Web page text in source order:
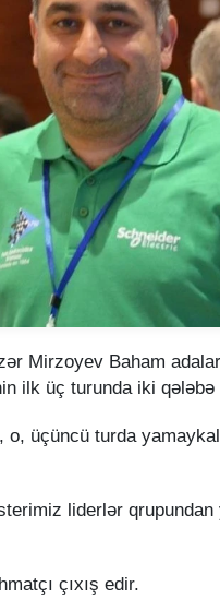
Mirzoyev Baham
ilk üç turunda iki qələbə
üçüncü turda
liderlər qrupundan
çıxış edir.